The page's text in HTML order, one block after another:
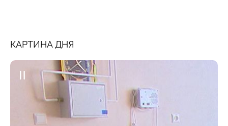
КАРТИНА ДНЯ